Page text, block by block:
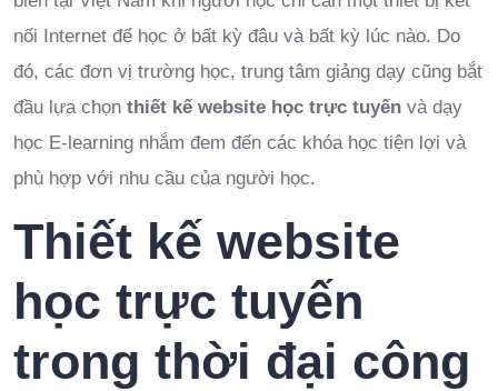
nối Internet để học ở bất kỳ đâu và bất kỳ lúc nào. Do
đó, các đơn vị trường học, trung tâm giảng dạy cũng bắt
đầu lựa chọn thiết kế website học trực tuyến và dạy
học E-learning nhắm đem đến các khóa học tiện lợi và
phù hợp với nhu cầu của người học.
Thiết kế website
học trực tuyến
trong thời đại công